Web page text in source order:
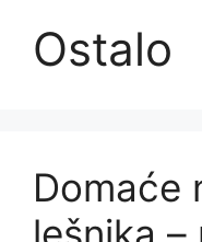
Ostalo
Domaće
lešnika –